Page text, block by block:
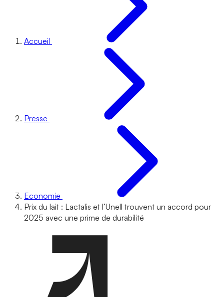
Accueil
Presse
Economie
Prix du lait : Lactalis et l’Unell trouvent un accord pour
2025 avec une prime de durabilité